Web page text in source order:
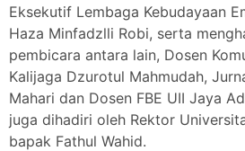
Eksekutif Lembaga Kebudayaan
Haza Minfadzlli Robi, serta
pembicara antara lain, Dosen
Kalijaga Dzurotul Mahmudah,
Mahari dan Dosen FBE UII Jaya
juga dihadiri oleh Rektor
bapak Fathul Wahid.